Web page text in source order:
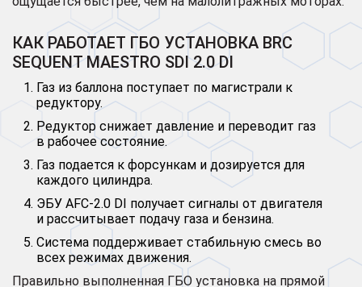
КАК РАБОТАЕТ ГБО УСТАНОВКА BRC
SEQUENT MAESTRO SDI 2.0 DI
Газ из баллона поступает по магистрали к
редуктору.
Редуктор снижает давление и переводит газ
в рабочее состояние.
Газ подается к форсункам и дозируется для
каждого цилиндра.
ЭБУ AFC-2.0 DI получает сигналы от двигателя
и рассчитывает подачу газа и бензина.
Система поддерживает стабильную смесь во
всех режимах движения.
Правильно выполненная ГБО установка на прямой